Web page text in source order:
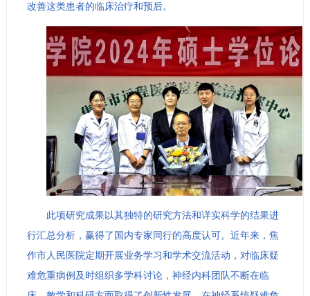
改善这类患者的临床治疗和预后。
此项研究成果以其独特的研究方法和详实科学的结果进
行汇总分析，赢得了国内专家同行的高度认可。近年来，焦
作市人民医院定期开展业务学习和学术交流活动，对临床疑
难危重病例及时组织多学科讨论，神经内科团队不断在临